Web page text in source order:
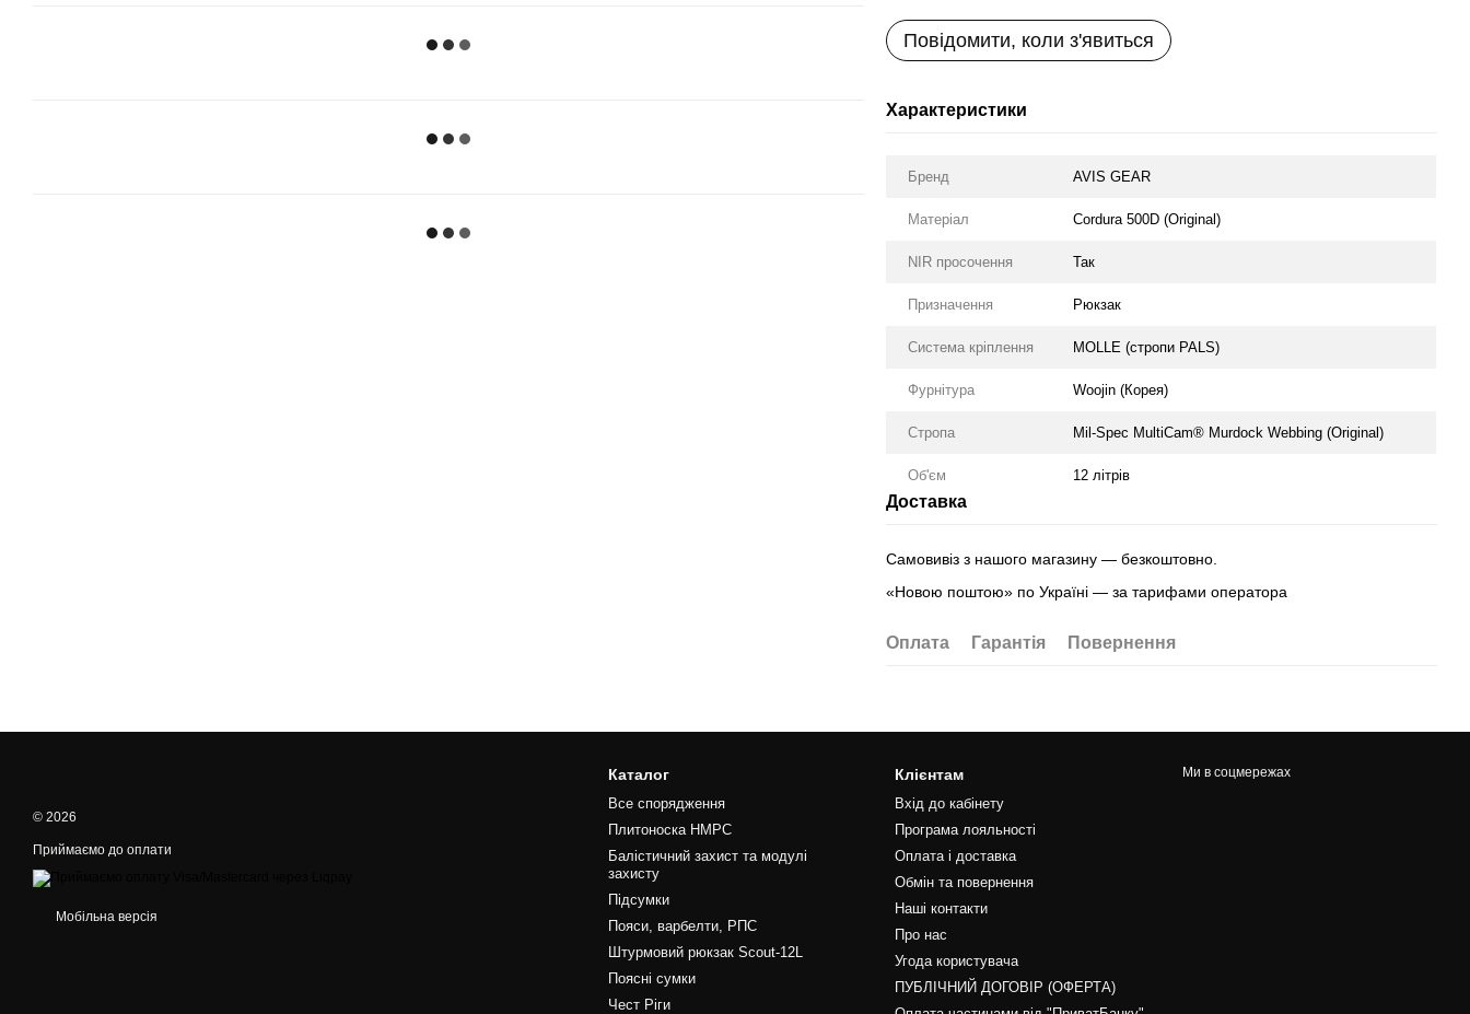
Повідомити, коли з'явиться
Характеристики
Бренд AVIS GEAR
Матеріал Cordura 500D (Original)
NIR просочення Так
Призначення Рюкзак
Система кріплення MOLLE (стропи PALS)
Фурнітура Woojin (Корея)
Стропа Mil-Spec MultiCam® Murdock Webbing (Original)
Об'єм 12 літрів
Доставка
Самовивіз з нашого магазину — безкоштовно.
«Новою поштою» по Україні — за тарифами оператора
Оплата Гарантія Повернення
© 2026
Приймаємо до оплати
Мобільна версія
Каталог
Все спорядження
Плитоноска HMPC
Балістичний захист та модулі
захисту
Підсумки
Пояси, варбелти, РПС
Штурмовий рюкзак Scout-12L
Поясні сумки
Чест Ріги
Клієнтам
Вхід до кабінету
Програма лояльності
Оплата і доставка
Обмін та повернення
Наші контакти
Про нас
Угода користувача
ПУБЛІЧНИЙ ДОГОВІР (ОФЕРТА)
Ми в соцмережах